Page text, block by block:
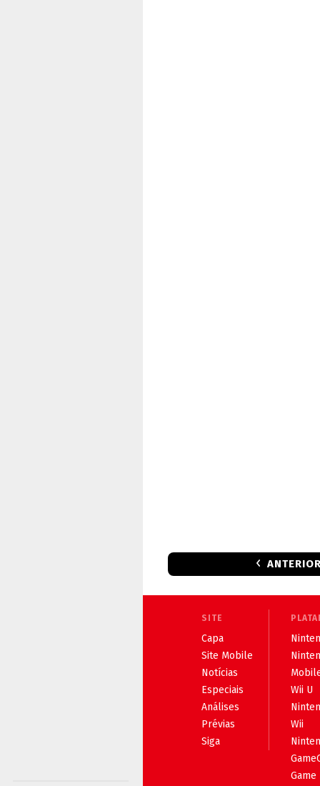
SITE
Capa
Site Mobile
Notícias
Especiais
Análises
Prévias
Siga
Wii U
Wii
Game